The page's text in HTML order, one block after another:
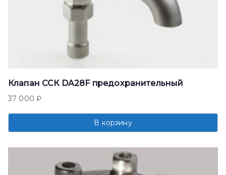
Клапан ССК DA28F предохранительный
37 000₽
В корзину